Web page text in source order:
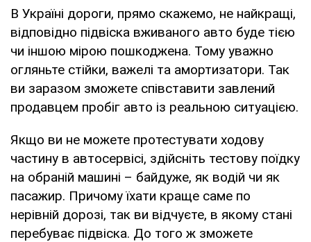
В Україні дороги, прямо скажемо, не найкращі,
відповідно підвіска вживаного авто буде тією
чи іншою мірою пошкоджена. Тому уважно
огляньте стійки, важелі та амортизатори. Так
ви заразом зможете співставити завлений
продавцем пробіг авто із реальною ситуацією.
Якщо ви не можете протестувати ходову
частину в автосервісі, здійсніть тестову поїдку
на обраній машині – байдуже, як водій чи як
пасажир. Причому їхати краще саме по
нерівній дорозі, так ви відчуєте, в якому стані
перебуває підвіска. До того ж зможете